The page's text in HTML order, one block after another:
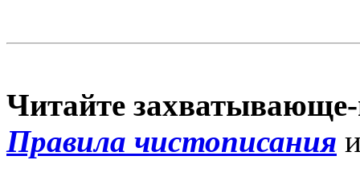
Читайте
Правила чистописания